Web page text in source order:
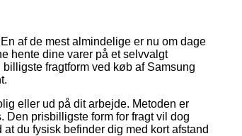
af de mest almindelige er nu om dage
hente dine varer på et selvvalgt
fragtform ved køb af Samsung
eller ud på dit arbejde. Metoden er
prisbilligste form for fragt vil dog
du fysisk befinder dig med kort afstand